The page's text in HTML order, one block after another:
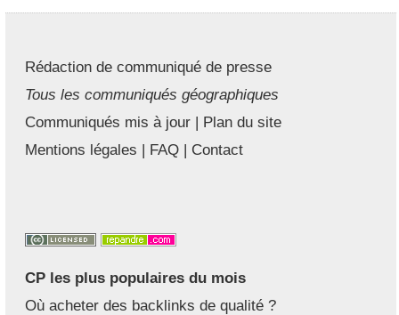
Rédaction de communiqué de presse
Tous les communiqués géographiques
Communiqués mis à jour | Plan du site
Mentions légales | FAQ | Contact
CP les plus populaires du mois
Où acheter des backlinks de qualité ?